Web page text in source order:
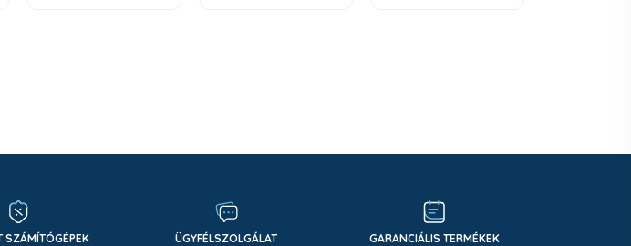
SZÁMÍTÓGÉPEK ÜGYFÉLSZOLGÁLAT GARANCIÁLIS TERMÉKEK